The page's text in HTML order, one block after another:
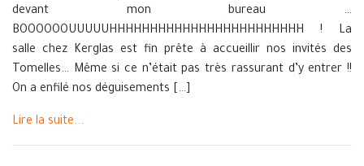
devant mon bureau …
BOOOOOOUUUUUHHHHHHHHHHHHHHHHHHHHHHHH ! La
salle chez Kerglas est fin prête à accueillir nos invités des
Tomelles… Même si ce n’était pas très rassurant d’y entrer !!
On a enfilé nos déguisements […]
Lire la suite...